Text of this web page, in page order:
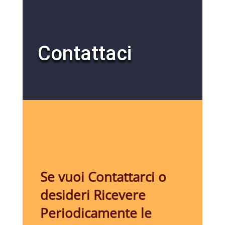
Contattaci
Se vuoi Contattarci o
desideri Ricevere
Periodicamente le